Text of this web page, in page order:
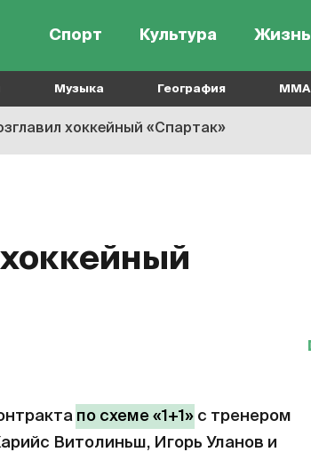
Спорт Культура Жизнь
Музыка География MMA
хоккейный «Спартак»
по схеме «1+1» с тренером
Витолиньш, Игорь Уланов и